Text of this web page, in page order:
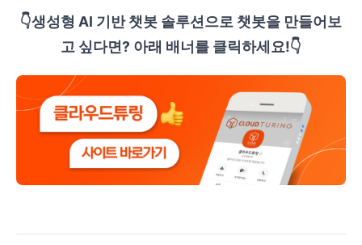
👇생성형 AI 기반 챗봇 솔루션으로 챗봇을 만들어보
고 싶다면? 아래 배너를 클릭하세요!👇